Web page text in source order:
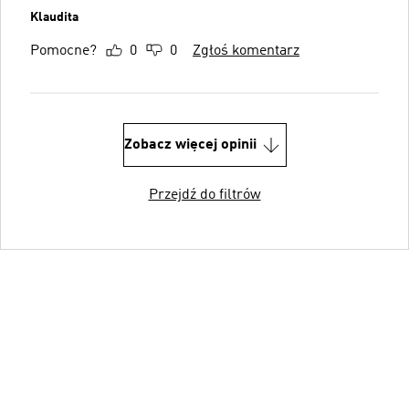
Klaudita
Pomocne? 0 0 Zgłoś komentarz
Zobacz więcej opinii
Przejdź do filtrów